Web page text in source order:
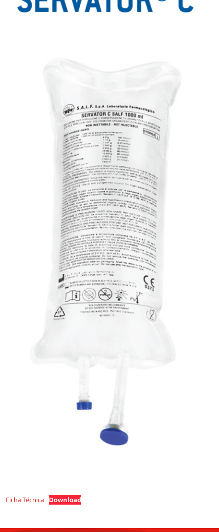
Ficha Técnica Download